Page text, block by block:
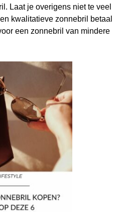
Laat je overigens niet te veel
kwalitatieve zonnebril betaal
een zonnebril van mindere